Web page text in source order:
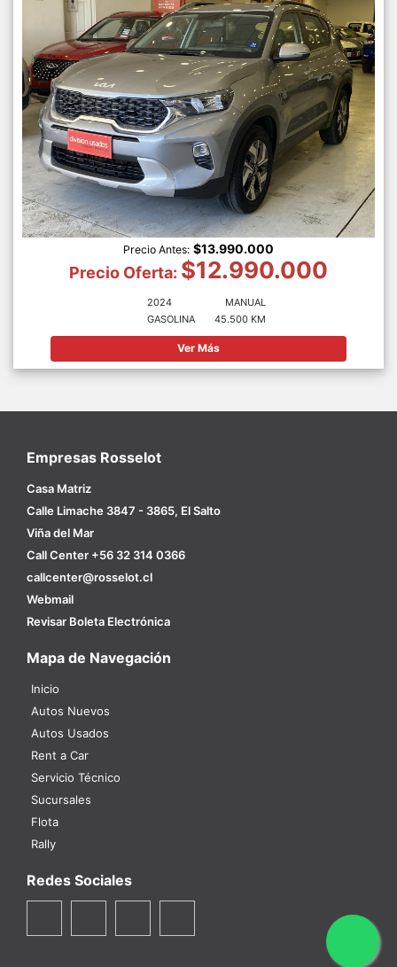
Precio Antes: $13.990.000
Precio Oferta: $12.990.000
2024
GASOLINA
MANUAL
45.500 KM
Ver Más
Empresas Rosselot
Casa Matriz
Calle Limache 3847 - 3865, El Salto
Viña del Mar
Call Center +56 32 314 0366
callcenter@rosselot.cl
Webmail
Revisar Boleta Electrónica
Mapa de Navegación
Inicio
Autos Nuevos
Autos Usados
Rent a Car
Servicio Técnico
Sucursales
Flota
Rally
Redes Sociales